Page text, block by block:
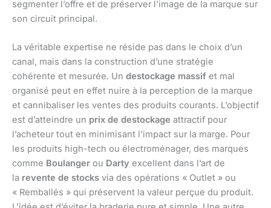
segmenter l’offre et de préserver l’image de la marque sur
son circuit principal.
La véritable expertise ne réside pas dans le choix d’un
canal, mais dans la construction d’une stratégie
cohérente et mesurée. Un destockage massif et mal
organisé peut en effet nuire à la perception de la marque
et cannibaliser les ventes des produits courants. L’objectif
est d’atteindre un prix de destockage attractif pour
l’acheteur tout en minimisant l’impact sur la marge. Pour
les produits high-tech ou électroménager, des marques
comme Boulanger ou Darty excellent dans l’art de
la revente de stocks via des opérations « Outlet » ou
« Remballés » qui préservent la valeur perçue du produit.